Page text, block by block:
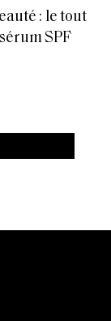
: le tout
SPF